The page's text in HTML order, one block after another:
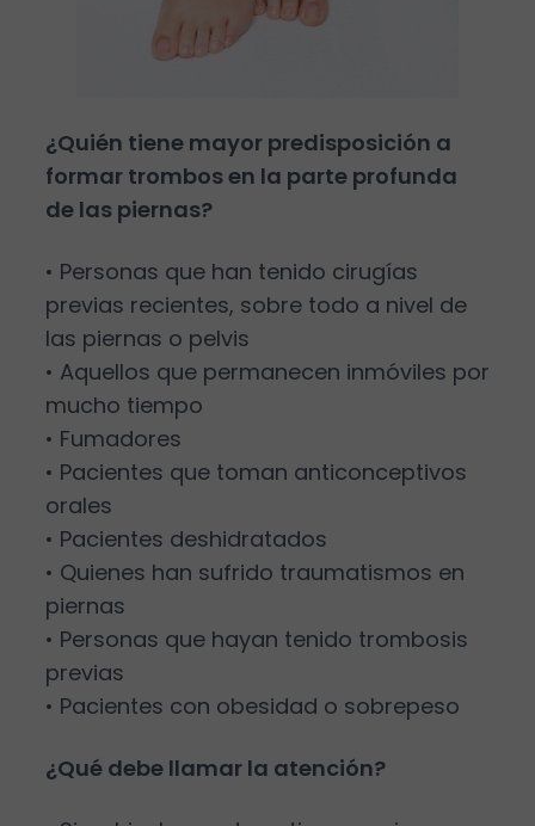
¿Quién tiene mayor predisposición a
formar trombos en la parte profunda
de las piernas?
• Personas que han tenido cirugías
previas recientes, sobre todo a nivel de
las piernas o pelvis
• Aquellos que permanecen inmóviles por
mucho tiempo
• Fumadores
• Pacientes que toman anticonceptivos
orales
• Pacientes deshidratados
• Quienes han sufrido traumatismos en
piernas
• Personas que hayan tenido trombosis
previas
• Pacientes con obesidad o sobrepeso
¿Qué debe llamar la atención?